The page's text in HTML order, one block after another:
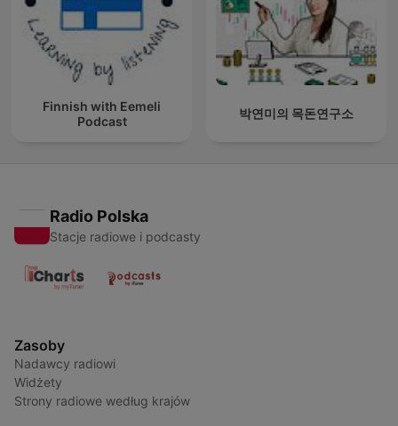
Finnish with Eemeli
Podcast
박연미의 목돈연구소
Radio Polska
Stacje radiowe i podcasty
Zasoby
Nadawcy radiowi
Widżety
Strony radiowe według krajów